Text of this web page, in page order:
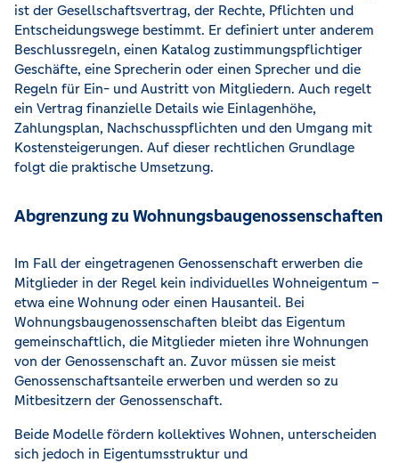
ist der Gesellschaftsvertrag, der Rechte, Pflichten und
Entscheidungswege bestimmt. Er definiert unter anderem
Beschlussregeln, einen Katalog zustimmungspflichtiger
Geschäfte, eine Sprecherin oder einen Sprecher und die
Regeln für Ein- und Austritt von Mitgliedern. Auch regelt
ein Vertrag finanzielle Details wie Einlagenhöhe,
Zahlungsplan, Nachschusspflichten und den Umgang mit
Kostensteigerungen. Auf dieser rechtlichen Grundlage
folgt die praktische Umsetzung.
Abgrenzung zu Wohnungsbaugenossenschaften
Im Fall der eingetragenen Genossenschaft erwerben die
Mitglieder in der Regel kein individuelles Wohneigentum –
etwa eine Wohnung oder einen Hausanteil. Bei
Wohnungsbaugenossenschaften bleibt das Eigentum
gemeinschaftlich, die Mitglieder mieten ihre Wohnungen
von der Genossenschaft an. Zuvor müssen sie meist
Genossenschaftsanteile erwerben und werden so zu
Mitbesitzern der Genossenschaft.
Beide Modelle fördern kollektives Wohnen, unterscheiden
sich jedoch in Eigentumsstruktur und